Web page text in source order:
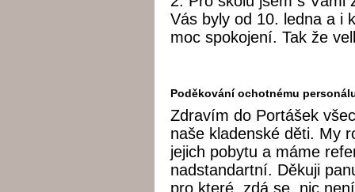
Vás byly od 10. ledna a i
moc spokojení. Tak že
Poděkování ochotnému
Zdravím do Portášek
naše kladenské děti. My
jejich pobytu a máme
nadstandartní. Děkuji
pro které, zdá se, nic